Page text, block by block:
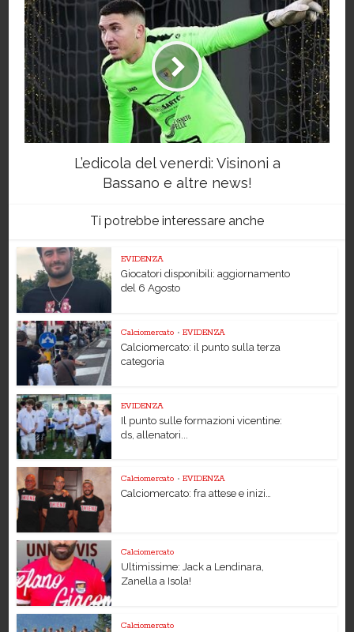
L’edicola del venerdì: Visinoni a
Bassano e altre news!
Ti potrebbe interessare anche
EVIDENZA
Giocatori disponibili: aggiornamento
del 6 Agosto
Calciomercato • EVIDENZA
Calciomercato: il punto sulla terza
categoria
EVIDENZA
Il punto sulle formazioni vicentine:
ds, allenatori...
Calciomercato • EVIDENZA
Calciomercato: fra attese e inizi…
Calciomercato
Ultimissime: Jack a Lendinara,
Zanella a Isola!
Calciomercato